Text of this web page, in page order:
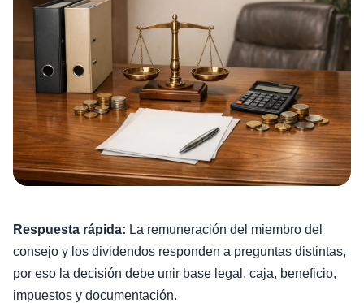
Respuesta rápida: La remuneración del miembro del
consejo y los dividendos responden a preguntas distintas,
por eso la decisión debe unir base legal, caja, beneficio,
impuestos y documentación.